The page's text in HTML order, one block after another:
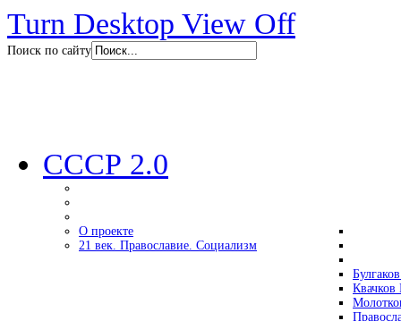
Turn Desktop View Off
Поиск по сайту
СССР 2.0
О проекте
21 век. Православие. Социализм